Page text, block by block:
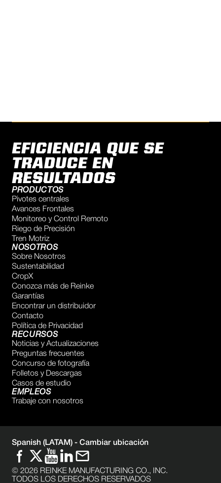
EFICIENCIA QUE SE
TRADUCE EN
RESULTADOS
PRODUCTOS
Pivotes centrales
Avances Frontales
Monitoreo y Control Remoto
Riego de Precisión
Tren Motriz
NOSOTROS
Sobre Nosotros
Sustentabilidad
CropX
Conozca más de Reinke
Garantías
Encontrar un distribuidor
Contacto
Política de Privacidad
RECURSOS
Noticias y Actualizaciones
Preguntas frecuentes
Concurso de fotografía
Folletos y Descargas
Casos de estudio
EMPLEOS
Trabaje con nosotros
© 2026 REINKE MANUFACTURING CO., INC.
TODOS LOS DERECHOS RESERVADOS
Spanish (LATAM) - Cambiar ubicación